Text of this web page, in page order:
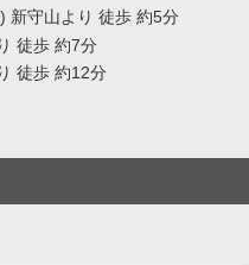
新守山より 徒歩 約5分
徒歩 約7分
徒歩 約12分